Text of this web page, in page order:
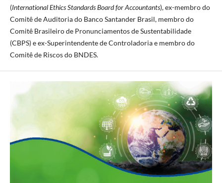
(International Ethics Standards Board for Accountants), ex-membro do
Comitê de Auditoria do Banco Santander Brasil, membro do
Comitê Brasileiro de Pronunciamentos de Sustentabilidade
(CBPS) e ex-Superintendente de Controladoria e membro do
Comitê de Riscos do BNDES.